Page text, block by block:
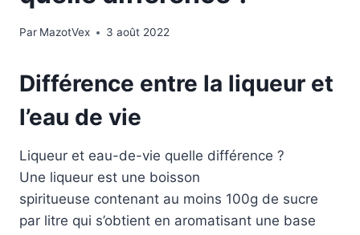
Par MazotVex 3 août 2022
Différence entre la liqueur et
l’eau de vie
Liqueur et eau-de-vie quelle différence ?
Une liqueur est une boisson
spiritueuse contenant au moins 100g de sucre
par litre qui s’obtient en aromatisant une base